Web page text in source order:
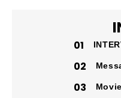
Movie